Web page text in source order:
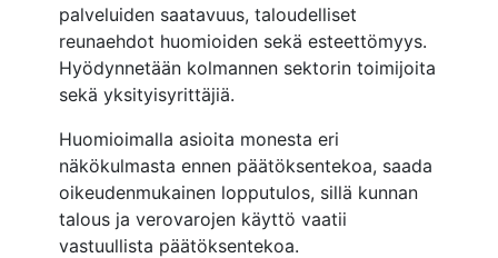
palveluiden saatavuus, taloudelliset
reunaehdot huomioiden sekä esteettömyys.
Hyödynnetään kolmannen sektorin toimijoita
sekä yksityisyrittäjiä.
Huomioimalla asioita monesta eri
näkökulmasta ennen päätöksentekoa, saada
oikeudenmukainen lopputulos, sillä kunnan
talous ja verovarojen käyttö vaatii
vastuullista päätöksentekoa.